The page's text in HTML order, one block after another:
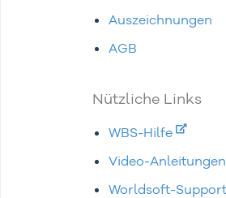
Auszeichnungen
AGB
Nützliche Links
WBS-Hilfe
Video-Anleitungen
Worldsoft-Support